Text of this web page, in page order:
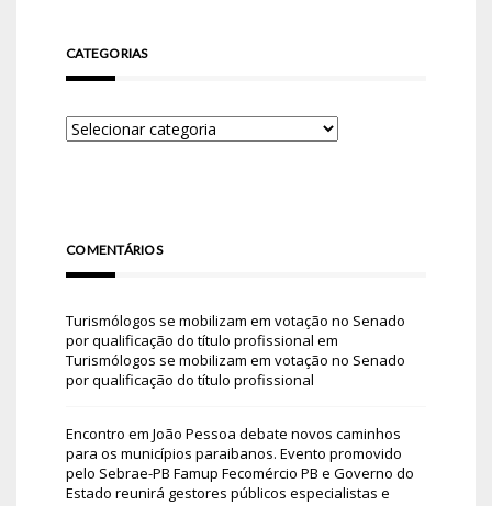
CATEGORIAS
COMENTÁRIOS
Turismólogos se mobilizam em votação no Senado
por qualificação do título profissional em
Turismólogos se mobilizam em votação no Senado
por qualificação do título profissional
Encontro em João Pessoa debate novos caminhos
para os municípios paraibanos. Evento promovido
pelo Sebrae-PB Famup Fecomércio PB e Governo do
Estado reunirá gestores públicos especialistas e